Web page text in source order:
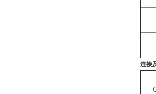
连接